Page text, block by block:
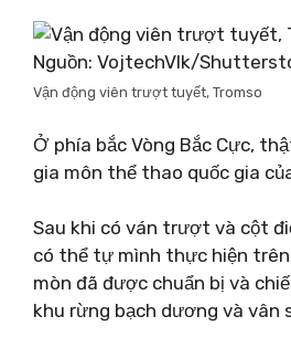
Nguồn: VojtechVlk/
Vận động viên trượt tuyết, Tromso
Ở phía bắc Vòng Bắc Cực,
gia môn thể thao quốc gia
Sau khi có ván trượt và cột
có thể tự mình thực hiện
mòn đã được chuẩn bị và
khu rừng bạch dương và vân